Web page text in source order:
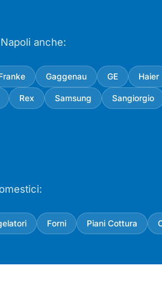
anche:
Gaggenau GE Haier
Rex Samsung Sangiorgio
Forni Piani Cottura